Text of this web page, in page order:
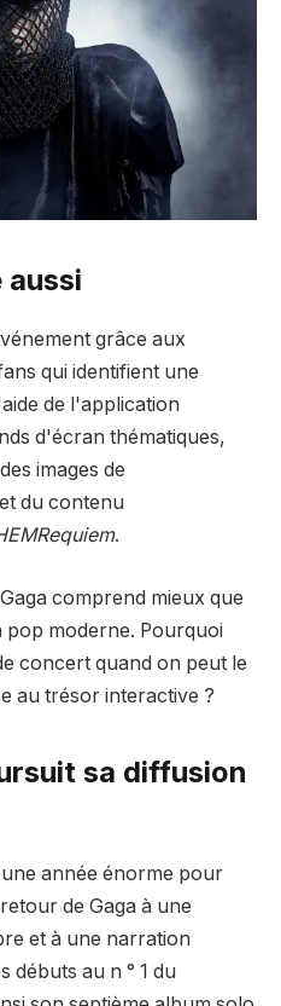
aussi
grâce aux
qui identifient une
de l'application
d'écran thématiques,
images de
du contenu
.
comprend mieux que
pop moderne. Pourquoi
concert quand on peut le
au trésor interactive ?
sa diffusion
année énorme pour
de Gaga à une
et à une narration
débuts au n ° 1 du